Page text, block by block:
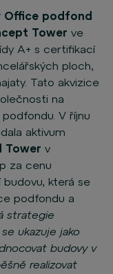
Office podfond
Tower ve
A+ s certifikací
ploch,
Tato akvizice
na
V říjnu
aktivum
Tower v
za cenu
budovu, která se
podfondu a
strategie
ukazuje jako
budovy v
realizovat